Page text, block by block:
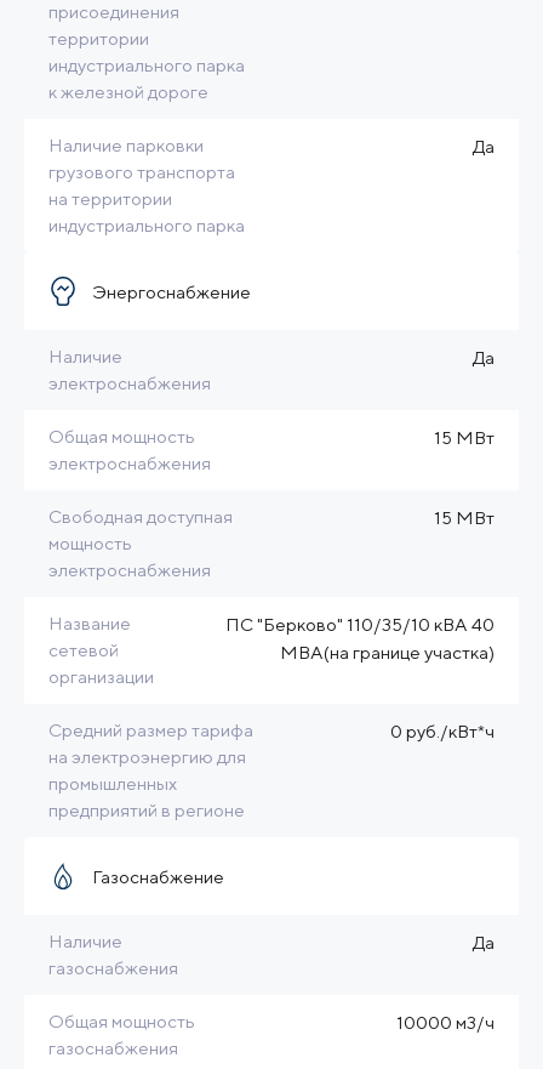
присоединения
территории
индустриального парка
к железной дороге
Наличие парковки
грузового транспорта
на территории
индустриального парка
Да
Энергоснабжение
Наличие
электроснабжения
Да
Общая мощность
электроснабжения
15 МВт
Свободная доступная
мощность
электроснабжения
15 МВт
Название
сетевой
организации
ПС "Берково" 110/35/10 кВА 40
МВА(на границе участка)
Средний размер тарифа
на электроэнергию для
промышленных
предприятий в регионе
0 руб./кВт*ч
Газоснабжение
Наличие
газоснабжения
Да
Общая мощность
газоснабжения
10000 м3/ч